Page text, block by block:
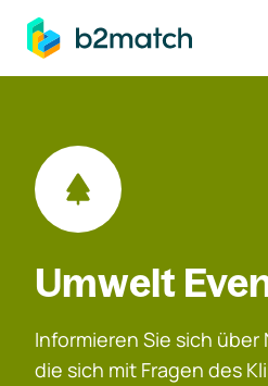
springen
Umwelt
Informieren Sie sich
die sich mit Fragen des